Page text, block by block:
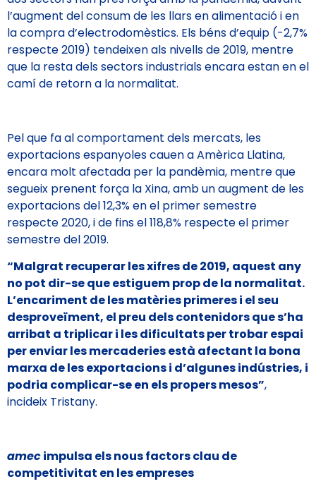
l’augment del consum de les llars en alimentació i en
la compra d’electrodomèstics. Els béns d’equip (-2,7%
respecte 2019) tendeixen als nivells de 2019, mentre
que la resta dels sectors industrials encara estan en el
camí de retorn a la normalitat.
Pel que fa al comportament dels mercats, les
exportacions espanyoles cauen a Amèrica Llatina,
encara molt afectada per la pandèmia, mentre que
segueix prenent força la Xina, amb un augment de les
exportacions del 12,3% en el primer semestre
respecte 2020, i de fins el 118,8% respecte el primer
semestre del 2019.
“Malgrat recuperar les xifres de 2019, aquest any
no pot dir-se que estiguem prop de la normalitat.
L’encariment de les matèries primeres i el seu
desproveïment, el preu dels contenidors que s’ha
arribat a triplicar i les dificultats per trobar espai
per enviar les mercaderies està afectant la bona
marxa de les exportacions i d’algunes indústries, i
podria complicar-se en els propers mesos”,
incideix Tristany.
amecimpulsa els nous factors clau de
competitivitat en les empreses